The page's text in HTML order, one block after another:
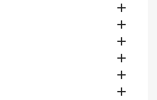





